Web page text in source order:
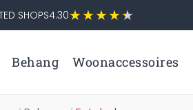
SHOPS4.30
Behang Woonaccessoires